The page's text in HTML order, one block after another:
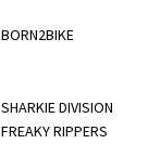
BORN2BIKE
SHARKIE DIVISION
FREAKY RIPPERS